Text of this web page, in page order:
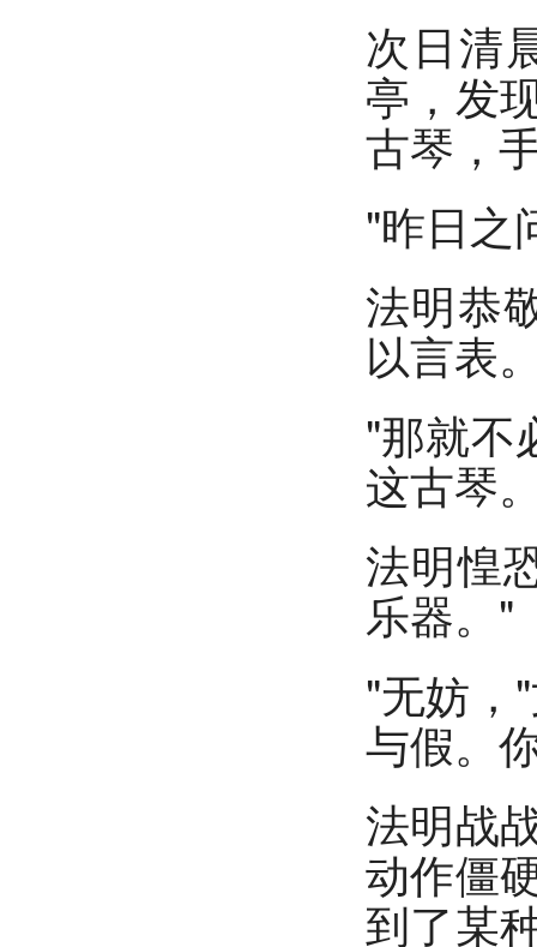
次日清
亭，发
古琴，
"昨日之
法明恭
以言表
"那就不
这古琴
法明惶
乐器。"
"无妨，
与假。
法明战
动作僵
到了某